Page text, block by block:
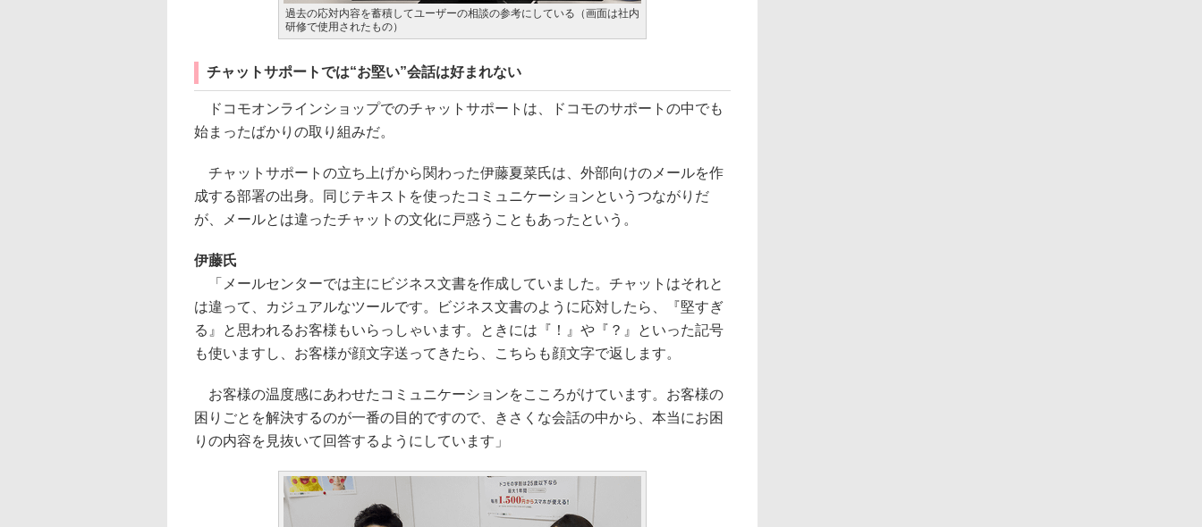
過去の応対内容を蓄積してユーザーの相談の参考にしている（画面は社内
研修で使用されたもの）
チャットサポートでは“お堅い”会話は好まれない
ドコモオンラインショップでのチャットサポートは、ドコモのサポートの中でも
始まったばかりの取り組みだ。
チャットサポートの立ち上げから関わった伊藤夏菜氏は、外部向けのメールを作
成する部署の出身。同じテキストを使ったコミュニケーションというつながりだ
が、メールとは違ったチャットの文化に戸惑うこともあったという。
伊藤氏
「メールセンターでは主にビジネス文書を作成していました。チャットはそれと
は違って、カジュアルなツールです。ビジネス文書のように応対したら、『堅すぎ
る』と思われるお客様もいらっしゃいます。ときには『！』や『？』といった記号
も使いますし、お客様が顔文字送ってきたら、こちらも顔文字で返します。
お客様の温度感にあわせたコミュニケーションをこころがけています。お客様の
困りごとを解決するのが一番の目的ですので、きさくな会話の中から、本当にお困
りの内容を見抜いて回答するようにしています」